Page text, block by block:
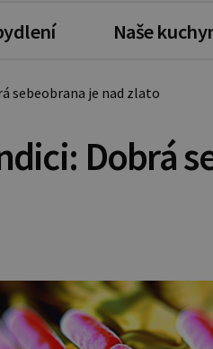
Naše
sebeobrana je nad zlato
Dobrá